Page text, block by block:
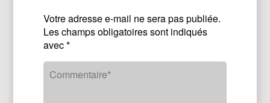
Votre adresse e-mail ne sera pas publiée.
Les champs obligatoires sont indiqués
avec*